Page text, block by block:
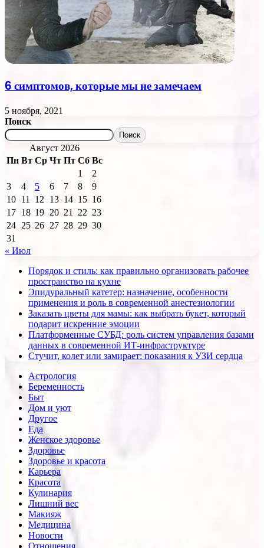
6 симптомов, которые мы не замечаем
5 ноября, 2021
Поиск
Поиск
Август 2026
Пн Вт Ср Чт Пт Сб Вс
1
2
3
4 5 6 7 8
9
10 11 12 13 14 15 16
17 18 19 20 21 22 23
24 25 26 27 28 29 30
31
« Июл
Порядок и стиль: как правильно организовать рабочее
пространство на кухне
Эпидуральный катетер: назначение, особенности
применения и роль в современной анестезиологии
Заказать цветы для мамы: как выбрать букет, который
подарит искренние эмоции
Платформенные СУБД: роль систем управления базами
данных в современной ИТ-инфраструктуре
Стучит, колет или замирает: показания к УЗИ сердца
Астрология
Беременность
Быт
Дом и уют
Другое
Еда
Женское здоровье
Здоровье
Здоровье и красота
Карьера
Красота
Кулинария
Лишний вес
Макияж
Медицина
Новости
Отношения